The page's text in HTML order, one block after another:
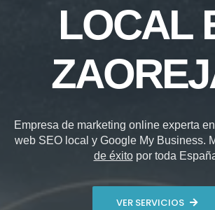
LOCAL
Empresa de marketing online experta
web SEO local y Google My Business.
de éxitopor toda
VER SERVICIOS